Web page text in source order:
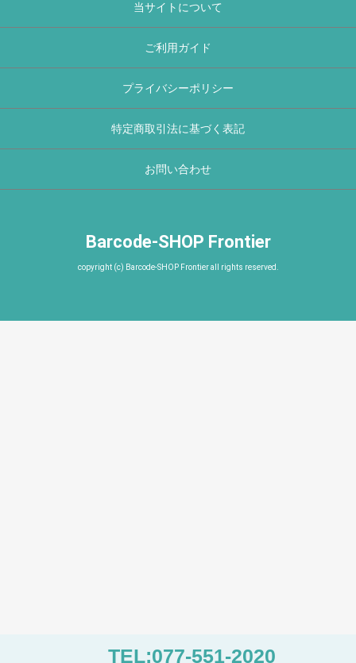
当サイトについて
ご利用ガイド
プライバシーポリシー
特定商取引法に基づく表記
お問い合わせ
Barcode-SHOP Frontier
copyright (c) Barcode-SHOP Frontier all rights reserved.
TEL:077-551-2020